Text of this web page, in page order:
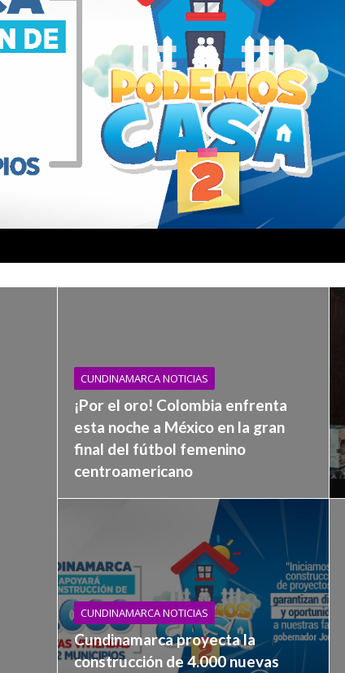
CUNDINAMARCA NOTICIAS
¡Por el oro! Colombia enfrenta
esta noche a México en la gran
final del fútbol femenino
centroamericano
CUNDINAMARCA NOTICIAS
Cundinamarca proyecta la
construcción de 4.000 nuevas